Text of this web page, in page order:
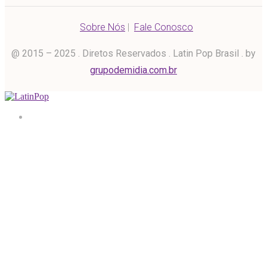
Sobre Nós | Fale Conosco
@ 2015 – 2025 . Diretos Reservados . Latin Pop Brasil . by
grupodemidia.com.br